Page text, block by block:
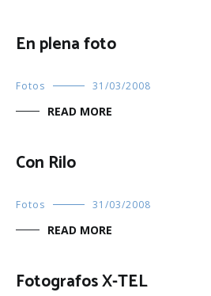
En plena foto
Fotos 31/03/2008
READ MORE
Con Rilo
Fotos 31/03/2008
READ MORE
Fotografos X-TEL